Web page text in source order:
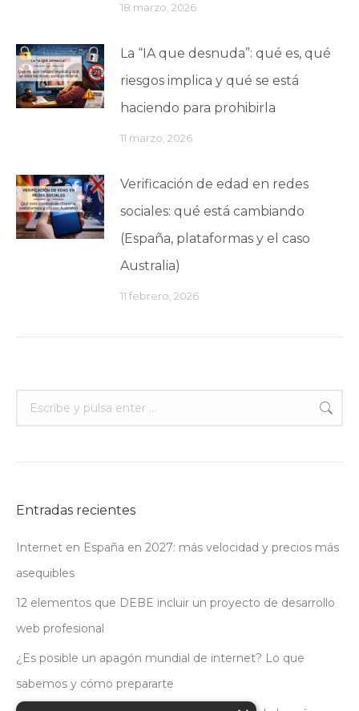
18 marzo, 2026
La “IA que desnuda”: qué es, qué
riesgos implica y qué se está
haciendo para prohibirla
11 marzo, 2026
Verificación de edad en redes
sociales: qué está cambiando
(España, plataformas y el caso
Australia)
11 febrero, 2026
Buscar:
Entradas recientes
Internet en España en 2027: más velocidad y precios más
asequibles
12 elementos que DEBE incluir un proyecto de desarrollo
web profesional
¿Es posible un apagón mundial de internet? Lo que
sabemos y cómo prepararte